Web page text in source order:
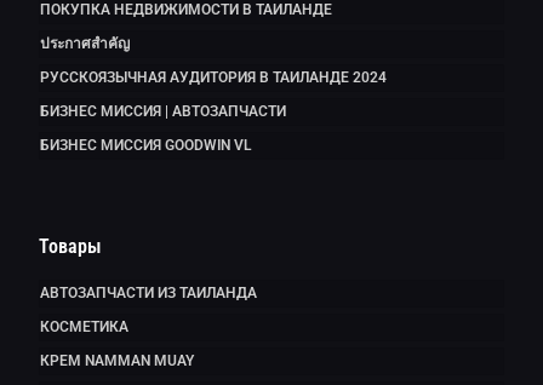
ПОКУПКА НЕДВИЖИМОСТИ В ТАИЛАНДЕ
ประกาศสำคัญ
РУССКОЯЗЫЧНАЯ АУДИТОРИЯ В ТАИЛАНДЕ 2024
БИЗНЕС МИССИЯ | АВТОЗАПЧАСТИ
БИЗНЕС МИССИЯ GOODWIN VL
Товары
АВТОЗАПЧАСТИ ИЗ ТАИЛАНДА
КОСМЕТИКА
КРЕМ NAMMAN MUAY